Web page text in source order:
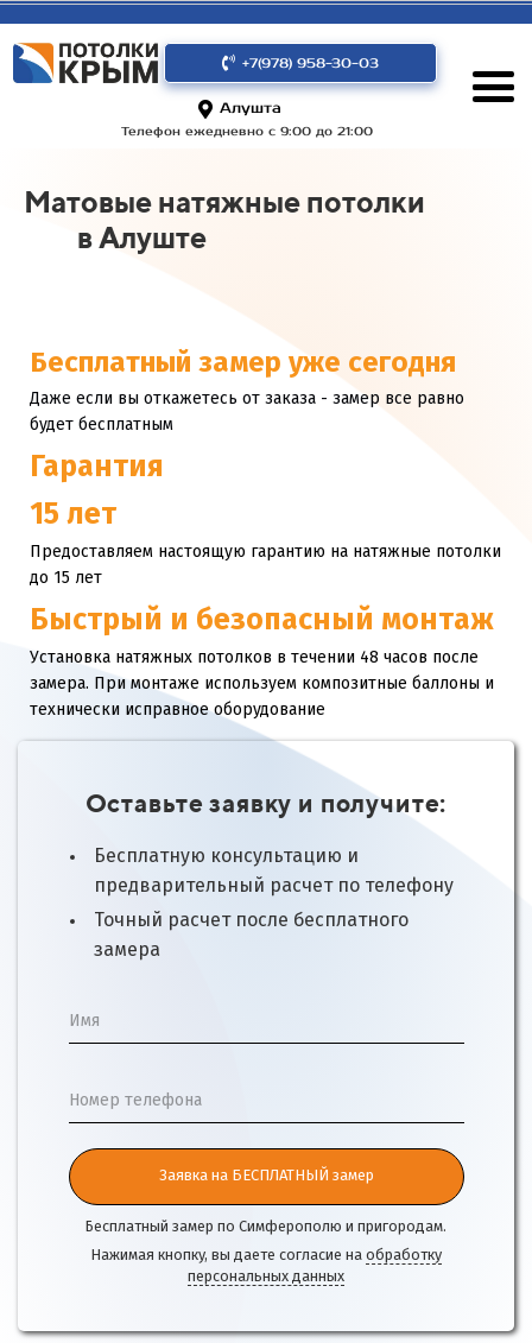
+7(978) 958-30-03
Алушта
Телефон ежедневно с 9:00 до 21:00
Матовые натяжные потолки
в Алуште
Бесплатный замер уже сегодня
Даже если вы откажетесь от заказа - замер все равно
будет бесплатным
Гарантия
15 лет
Предоставляем настоящую гарантию на натяжные потолки
до 15 лет
Быстрый и безопасный монтаж
Установка натяжных потолков в течении 48 часов после
замера. При монтаже используем композитные баллоны и
технически исправное оборудование
Оставьте заявку и получите:
Бесплатную консультацию и
предварительный расчет по телефону
Точный расчет после бесплатного
замера
Имя
Номер телефона
Заявка на БЕСПЛАТНЫЙ замер
Бесплатный замер по Симферополю и пригородам.
Нажимая кнопку, вы даете согласие на обработку
персональных данных